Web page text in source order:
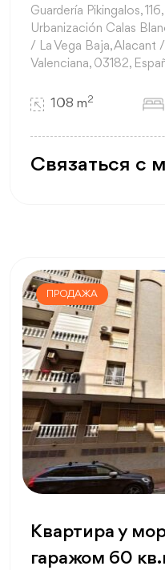
Guardería Pikingalos,
Urbanización Calas
/ La Vega Baja, Alacant
Valenciana, 03182,
108 m2
Связаться с
ПРОДАЖА
Квартира у
гаражом 60